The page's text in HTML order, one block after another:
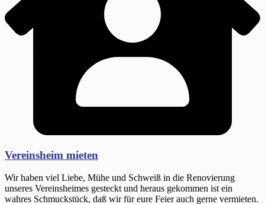
Vereinsheim mieten
Wir haben viel Liebe, Mühe und Schweiß in die Renovierung
unseres Vereinsheimes gesteckt und heraus gekommen ist ein
wahres Schmuckstück, daß wir für eure Feier auch gerne vermieten.